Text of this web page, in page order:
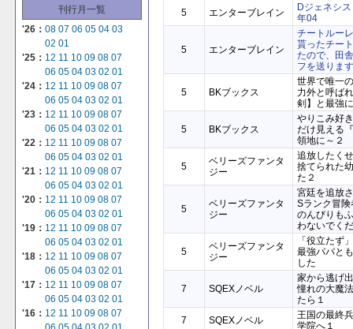
刊行月一覧
'26： 08 07 06 05 04 03
02 01
'25： 12 11 10 09 08 07
06 05 04 03 02 01
'24： 12 11 10 09 08 07
06 05 04 03 02 01
'23： 12 11 10 09 08 07
06 05 04 03 02 01
'22： 12 11 10 09 08 07
06 05 04 03 02 01
'21： 12 11 10 09 08 07
06 05 04 03 02 01
'20： 12 11 10 09 08 07
06 05 04 03 02 01
'19： 12 11 10 09 08 07
06 05 04 03 02 01
'18： 12 11 10 09 08 07
06 05 04 03 02 01
'17： 12 11 10 09 08 07
06 05 04 03 02 01
'16： 12 11 10 09 08 07
5
エンターブレイン
Dジェネシ
年04
5 エンターブレイン
チートルー
貰ったチー
たので、田
フを送りま
5 BKブックス
世界で唯一
力外と呼ば
剣】と最強
5 BKブックス
やりこみ好
だけ見える
領地に～２
5
ベリーズファンタ
ジー
追放したく
捨てられた
た２
5
ベリーズファンタ
ジー
宮廷を追放
Sランク冒
のんびりも
わないでく
5
ベリーズファンタ
ジー
「役立たず
最強パパと
した
7 SQEXノベル
家から逃げ
憧れの大魔
たら１
7
SQEXノベル
王国の最終
学院へ１